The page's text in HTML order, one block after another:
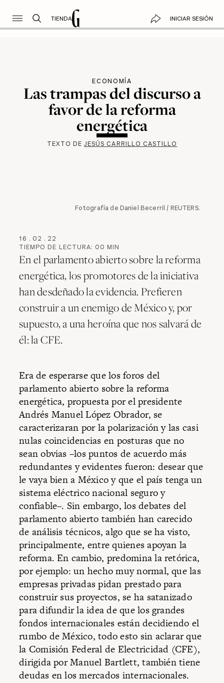
TIENDA INICIAR SESIÓN
ECONOMÍA
Las trampas del discurso a
favor de la reforma
energética
TEXTO DEJESÚS CARRILLO CASTILLO
Fotografía de Daniel Becerril / REUTERS.
16 . 02 . 22
TIEMPO DE LECTURA: 00 MIN
En el parlamento abierto sobre la reforma
energética, los promotores de la iniciativa
han desdeñado la evidencia. Prefieren
construir a un enemigo de México y, por
supuesto, a una heroína que nos salvará de
él: la CFE.
Era de esperarse que los foros del
parlamento abierto sobre la reforma
energética, propuesta por el presidente
Andrés Manuel López Obrador, se
caracterizaran por la polarización y las casi
nulas coincidencias en posturas que no
sean obvias –los puntos de acuerdo más
redundantes y evidentes fueron: desear que
le vaya bien a México y que el país tenga un
sistema eléctrico nacional seguro y
confiable–. Sin embargo, los debates del
parlamento abierto también han carecido
de análisis técnicos, algo que se ha visto,
principalmente, entre quienes apoyan la
reforma. En cambio, predomina la retórica,
por ejemplo: un hecho muy normal, que las
empresas privadas pidan prestado para
construir sus proyectos, se ha satanizado
para difundir la idea de que los grandes
fondos internacionales están decidiendo el
rumbo de México, todo esto sin aclarar que
la Comisión Federal de Electricidad (CFE),
dirigida por Manuel Bartlett, también tiene
deudas en los mercados internacionales.